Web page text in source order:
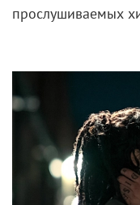
прослушиваемых